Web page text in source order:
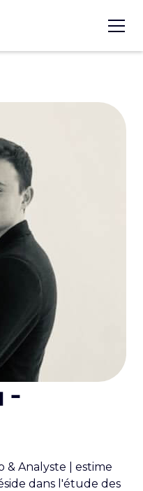
-
& Analyste | estime
dans l'étude des